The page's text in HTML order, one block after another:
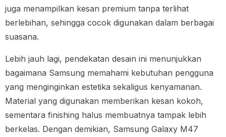
juga menampilkan kesan premium tanpa terlihat
berlebihan, sehingga cocok digunakan dalam berbagai
suasana.
Lebih jauh lagi, pendekatan desain ini menunjukkan
bagaimana Samsung memahami kebutuhan pengguna
yang menginginkan estetika sekaligus kenyamanan.
Material yang digunakan memberikan kesan kokoh,
sementara finishing halus membuatnya tampak lebih
berkelas. Dengan demikian, Samsung Galaxy M47